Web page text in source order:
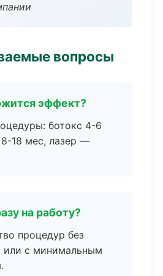
вопросы
эффект?
ботокс 4-6
18 мес, лазер —
на работу?
процедур без
или с минимальным